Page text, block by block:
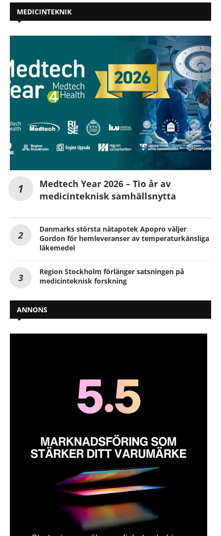
MEDICINTEKNIK
Medtech Year 2026 – Tio år av
medicinteknisk samhällsnytta
Danmarks största nätapotek Apopro väljer
Gordon för hemleveranser av temperaturkänsliga
läkemedel
Region Stockholm förlänger satsningen på
medicinteknisk forskning
ANNONS